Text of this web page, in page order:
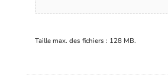
Taille max. des fichiers : 128 MB.